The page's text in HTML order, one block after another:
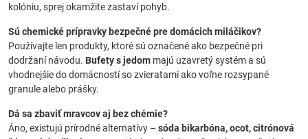
kolóniu, sprej okamžite zastaví pohyb.
Sú chemické prípravky bezpečné pre domácich miláčikov?
Používajte len produkty, ktoré sú označené ako bezpečné pri
dodržaní návodu. Bufety s jedom majú uzavretý systém a sú
vhodnejšie do domácností so zvieratami ako voľne rozsypané
granule alebo prášky.
Dá sa zbaviť mravcov aj bez chémie?
Áno, existujú prírodné alternatívy – sóda bikarbóna, ocot, citrónová